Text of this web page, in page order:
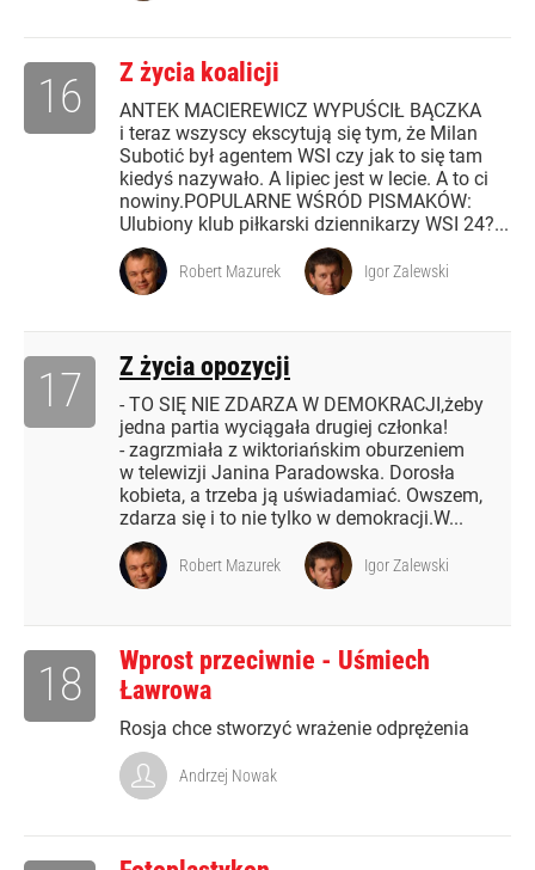
Z życia koalicji
ANTEK MACIEREWICZ WYPUŚCIŁ BĄCZKA
i teraz wszyscy ekscytują się tym, że Milan
Subotić był agentem WSI czy jak to się tam
kiedyś nazywało. A lipiec jest w lecie. A to ci
nowiny.POPULARNE WŚRÓD PISMAKÓW:
Ulubiony klub piłkarski dziennikarzy WSI 24?...
16
Robert Mazurek Igor Zalewski
Z życia opozycji
- TO SIĘ NIE ZDARZA W DEMOKRACJI,żeby
jedna partia wyciągała drugiej członka!
- zagrzmiała z wiktoriańskim oburzeniem
w telewizji Janina Paradowska. Dorosła
kobieta, a trzeba ją uświadamiać. Owszem,
zdarza się i to nie tylko w demokracji.W...
17
Robert Mazurek Igor Zalewski
Wprost przeciwnie - Uśmiech
Ławrowa
Rosja chce stworzyć wrażenie odprężenia
18
Andrzej Nowak